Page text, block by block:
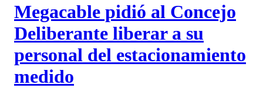
Megacable pidió al Concejo
Deliberante liberar a su
personal del estacionamiento
medido